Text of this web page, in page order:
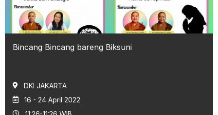
Bincang Bincang bareng Biksuni
DKI JAKARTA
16 - 24 April 2022